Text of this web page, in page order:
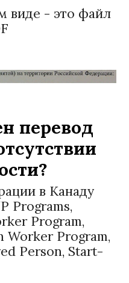
виде - это файл
перевод
?
в Канаду
Programs,
Program,
Worker Program,
Person, Start-